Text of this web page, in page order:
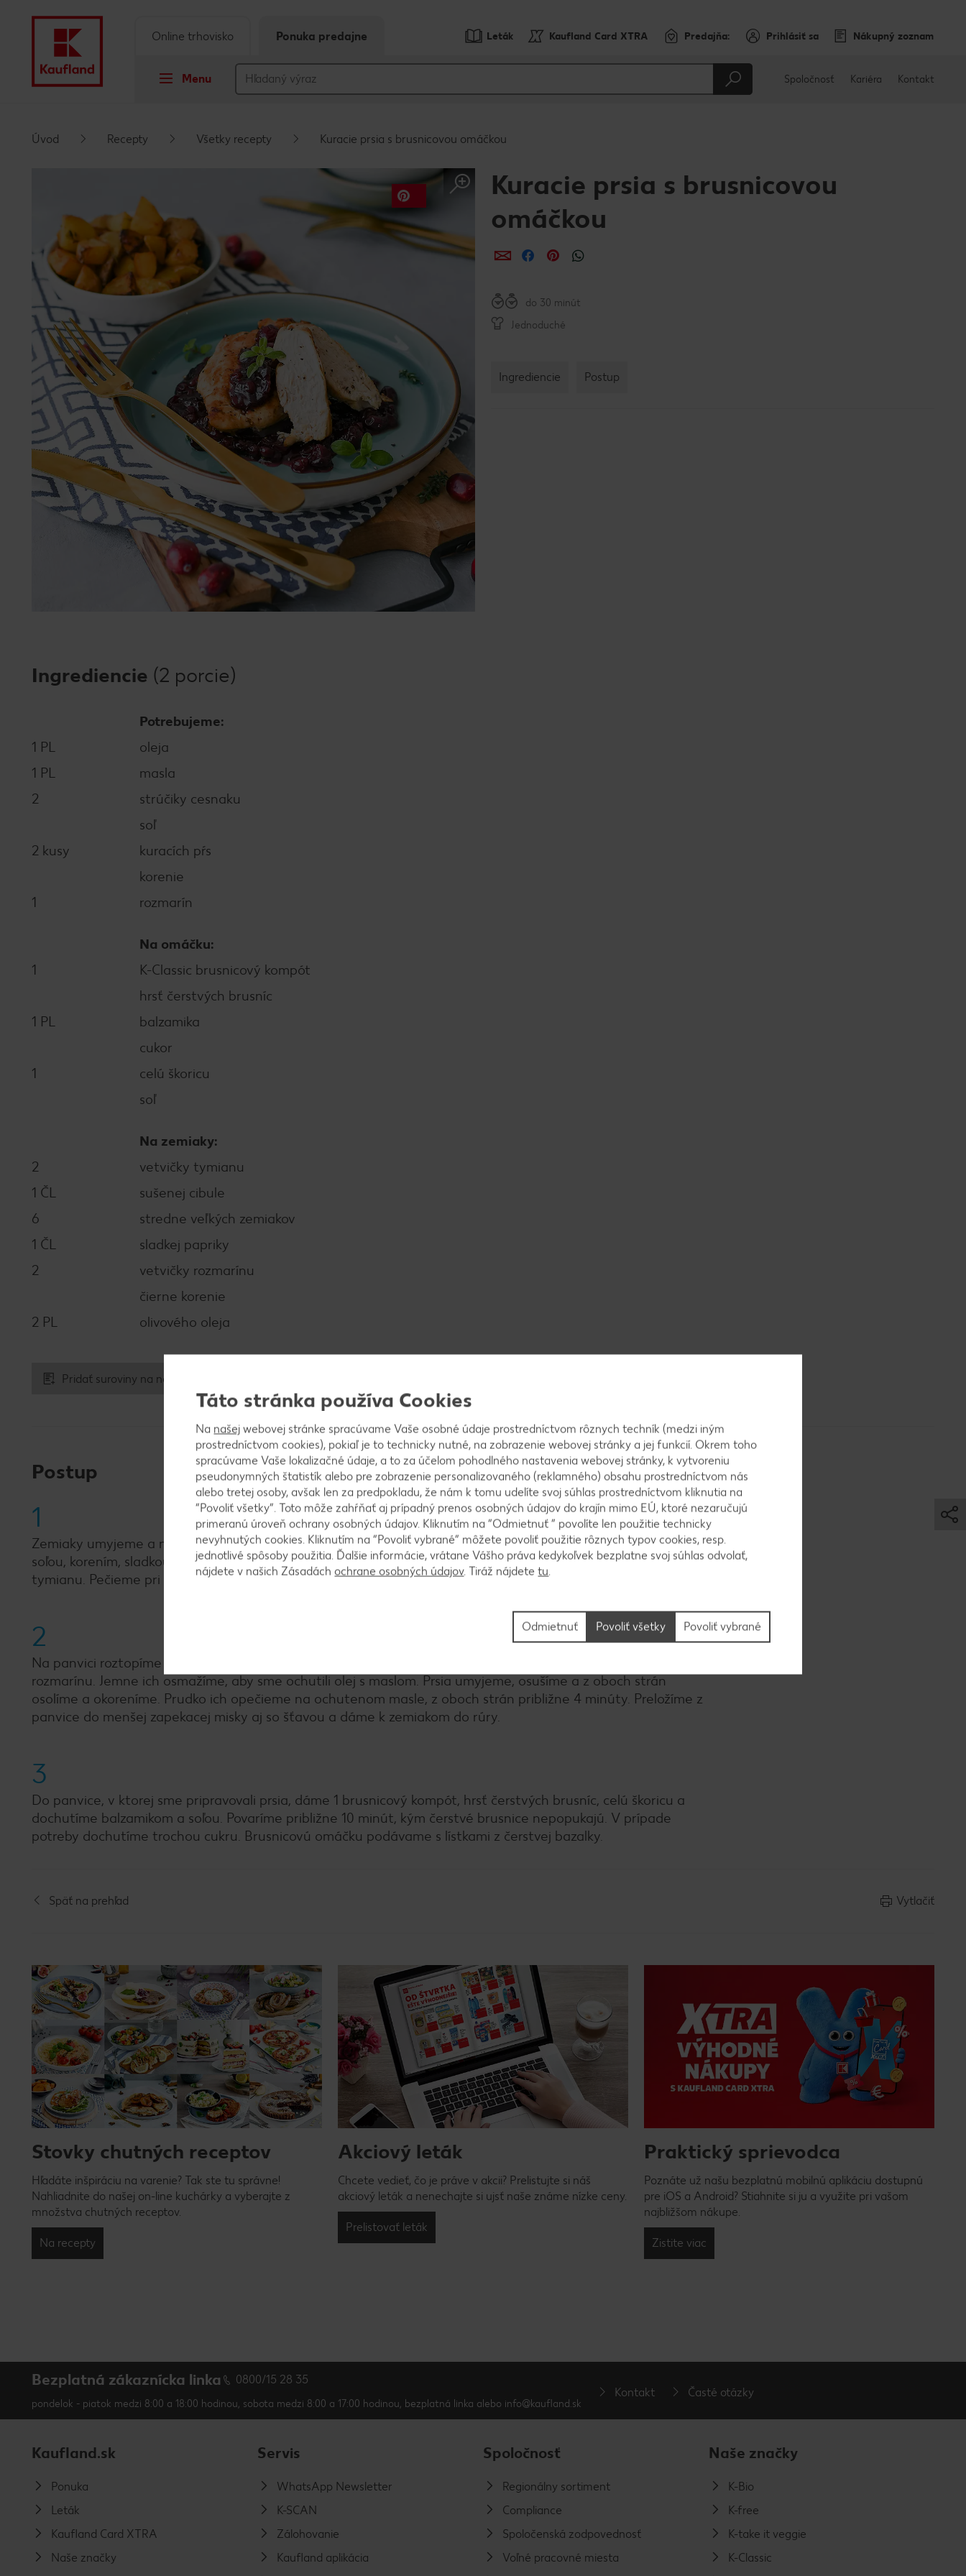
Vyskakovací bočný panel
Leták Kaufland Card XTRA Predajňa: Prihlásiť sa Nákupný zoznam
Menu
Online trhovisko Ponuka predajne
Spoločnosť Kariéra Kontakt
Úvod Recepty Všetky recepty Kuracie prsia s brusnicovou omáčkou
Kuracie prsia s brusnicovou
omáčkou
ZdieľaťZdieľaťZdieľať
do 30 minút
Jednoduché
Ingrediencie Postup
Ingrediencie (2 porcie)
Potrebujeme:
1 PL
oleja
1 PL
masla
2
strúčiky cesnaku
soľ
2 kusy
kuracích pŕs
korenie
1
rozmarín
Na omáčku:
1
K-Classic brusnicový kompót
hrsť čerstvých brusníc
1 PL
balzamika
cukor
1
celú škoricu
soľ
Na zemiaky:
2
vetvičky tymianu
1 ČL
sušenej cibule
6
stredne veľkých zemiakov
1 ČL
sladkej papriky
2
vetvičky rozmarínu
čierne korenie
2 PL
olivového oleja
Pridať suroviny na nákupný zoznam
Postup
1
Zemiaky umyjeme a nakrájame na malé kocky. Dáme ich do misky, polejeme olivovým olejom, dochutíme
soľou, korením, sladkou paprikou a sušenou cibuľou. Dáme na plech a pridáme aj vetvičky rozmarínu a
tymianu. Pečieme pri 180 °C asi 20 až 30 minút.
2
Na panvici roztopíme maslo s olivovým olejom. Pridáme pomocou hrany noža roztlačený cesnak a vetvičku
rozmarínu. Jemne ich osmažíme, aby sme ochutili olej s maslom. Prsia umyjeme, osušíme a z oboch strán
osolíme a okoreníme. Prudko ich opečieme na ochutenom masle, z oboch strán približne 4 minúty. Preložíme z
panvice do menšej zapekacej misky aj so šťavou a dáme k zemiakom do rúry.
3
Do panvice, v ktorej sme pripravovali prsia, dáme 1 brusnicový kompót, hrsť čerstvých brusníc, celú škoricu a
dochutíme balzamikom a soľou. Povaríme približne 10 minút, kým čerstvé brusnice nepopukajú. V prípade
potreby dochutíme trochou cukru. Brusnicovú omáčku podávame s lístkami z čerstvej bazalky.
Späť na prehľad Vytlačiť
Stovky chutných receptov
Hľadáte inšpiráciu na varenie? Tak ste tu správne!
Nahliadnite do našej on-line kuchárky a vyberajte z
množstva chutných receptov.
Na recepty
Akciový leták
Chcete vedieť, čo je práve v akcii? Prelistujte si náš
akciový leták a nenechajte si ujsť naše známe nízke ceny.
Prelistovať leták
Praktický sprievodca
Poznáte už našu bezplatnú mobilnú aplikáciu dostupnú
pre iOS a Android? Stiahnite si ju a využite pri vašom
najbližšom nákupe.
Zistite viac
Bezplatná zákaznícka linka 0800/15 28 35
pondelok - piatok medzi 8:00 a 18:00 hodinou, sobota medzi 8:00 a 17:00 hodinou, bezplatná linka alebo info@kaufland.sk
Kontakt Časté otázky
Kaufland.sk
Ponuka
Leták
Kaufland Card XTRA
Naše značky
Servis
WhatsApp Newsletter
K-SCAN
Zálohovanie
Kaufland aplikácia
Spoločnosť
Regionálny sortiment
Compliance
Spoločenská zodpovednosť
Voľné pracovné miesta
Naše značky
K-Bio
K-free
K-take it veggie
K-Classic
Táto stránka používa Cookies
Na našej webovej stránke spracúvame Vaše osobné údaje prostredníctvom rôznych techník (medzi iným
prostredníctvom cookies), pokiaľ je to technicky nutné, na zobrazenie webovej stránky a jej funkcií. Okrem toho
spracúvame Vaše lokalizačné údaje, a to za účelom pohodlného nastavenia webovej stránky, k vytvoreniu
pseudonymných štatistík alebo pre zobrazenie personalizovaného (reklamného) obsahu prostredníctvom nás
alebo tretej osoby, avšak len za predpokladu, že nám k tomu udelíte svoj súhlas prostredníctvom kliknutia na
“Povoliť všetky”. Toto môže zahŕňať aj prípadný prenos osobných údajov do krajín mimo EÚ, ktoré nezaručujú
primeranú úroveň ochrany osobných údajov. Kliknutím na “Odmietnuť ” povolíte len použitie technicky
nevyhnutých cookies. Kliknutím na “Povoliť vybrané” môžete povoliť použitie rôznych typov cookies, resp.
jednotlivé spôsoby použitia. Ďalšie informácie, vrátane Vášho práva kedykoľvek bezplatne svoj súhlas odvolať,
nájdete v našich Zásadách ochrane osobných údajov. Tiráž nájdetetu.
Povoliť vybrané
Odmietnuť Povoliť všetky